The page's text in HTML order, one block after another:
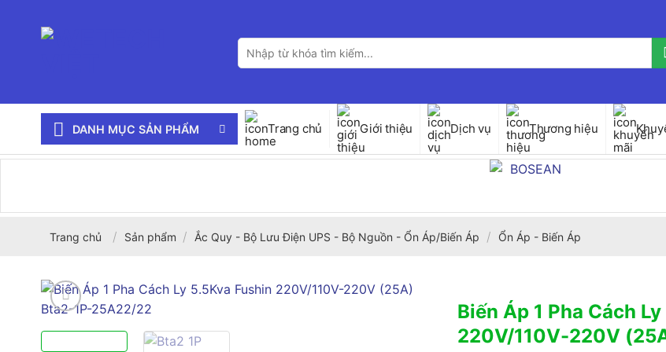
Tìm
kiếm:
DANH MỤC SẢN PHẨM Trang chủ Giới thiệu Dịch vụ Thương hiệu
Trang chủ / Sản phẩm / Ắc Quy - Bộ Lưu Điện UPS - Bộ Nguồn - Ổn Áp/Biến Áp / Ổn Áp - Biến Áp
Biến Áp 1 Pha Cách
220V/110V-220V